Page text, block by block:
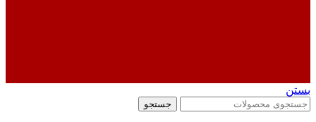
بستن
جستجو